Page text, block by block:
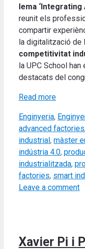
lema
reunit els
compartir
la digitalització de
competitivitat
la UPC School
destacats del
Read more
Categories
Enginyeria,
advanced factories,
industrial, màster
indústria 4.0,
industrialitzada,
factories, smart
Leave a comment
Xavier Pi i